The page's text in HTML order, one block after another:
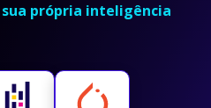
própria inteligência